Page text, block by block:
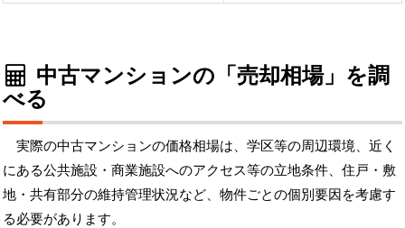
中古マンションの「売却相場」を調
べる
実際の中古マンションの価格相場は、学区等の周辺環境、近く
にある公共施設・商業施設へのアクセス等の立地条件、住戸・敷
地・共有部分の維持管理状況など、物件ごとの個別要因を考慮す
る必要があります。